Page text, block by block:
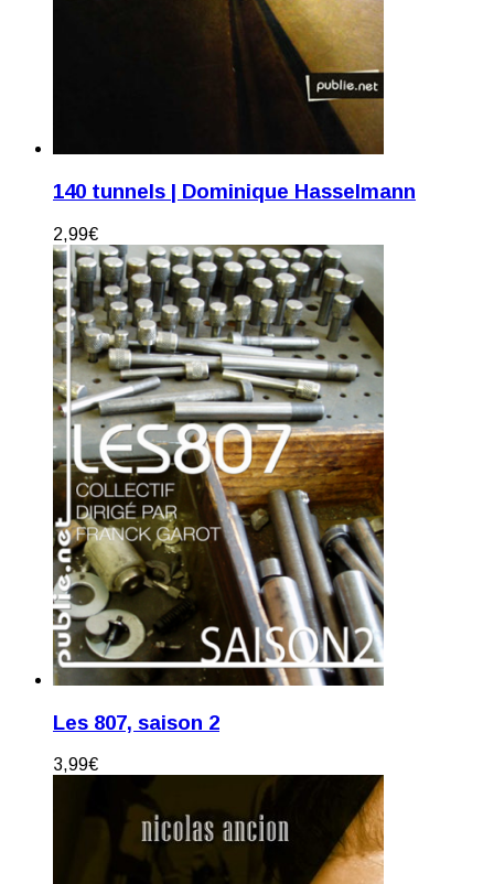
140 tunnels | Dominique Hasselmann
2,99€
Les 807, saison 2
3,99€